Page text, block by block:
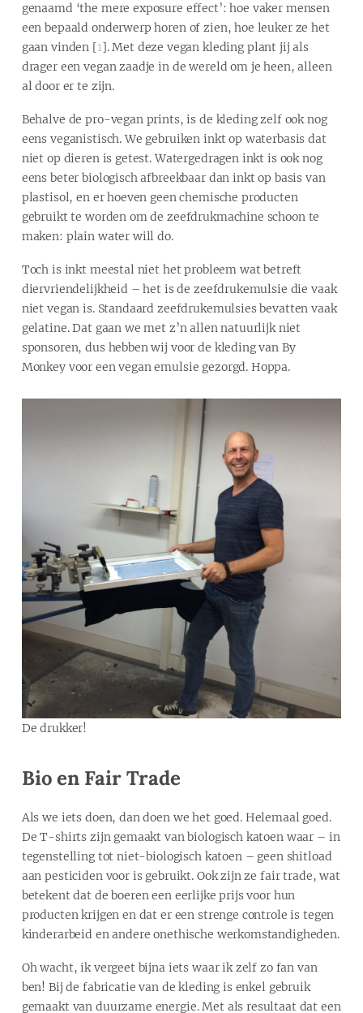
genaamd ‘the mere exposure effect’: hoe vaker mensen
een bepaald onderwerp horen of zien, hoe leuker ze het
gaan vinden [1]. Met deze vegan kleding plant jij als
drager een vegan zaadje in de wereld om je heen, alleen
al door er te zijn.
Behalve de pro-vegan prints, is de kleding zelf ook nog
eens veganistisch. We gebruiken inkt op waterbasis dat
niet op dieren is getest. Watergedragen inkt is ook nog
eens beter biologisch afbreekbaar dan inkt op basis van
plastisol, en er hoeven geen chemische producten
gebruikt te worden om de zeefdrukmachine schoon te
maken: plain water will do.
Toch is inkt meestal niet het probleem wat betreft
diervriendelijkheid – het is de zeefdrukemulsie die vaak
niet vegan is. Standaard zeefdrukemulsies bevatten vaak
gelatine. Dat gaan we met z’n allen natuurlijk niet
sponsoren, dus hebben wij voor de kleding van By
Monkey voor een vegan emulsie gezorgd. Hoppa.
De drukker!
Bio en Fair Trade
Als we iets doen, dan doen we het goed. Helemaal goed.
De T-shirts zijn gemaakt van biologisch katoen waar – in
tegenstelling tot niet-biologisch katoen – geen shitload
aan pesticiden voor is gebruikt. Ook zijn ze fair trade, wat
betekent dat de boeren een eerlijke prijs voor hun
producten krijgen en dat er een strenge controle is tegen
kinderarbeid en andere onethische werkomstandigheden.
Oh wacht, ik vergeet bijna iets waar ik zelf zo fan van
ben! Bij de fabricatie van de kleding is enkel gebruik
gemaakt van duurzame energie. Met als resultaat dat een